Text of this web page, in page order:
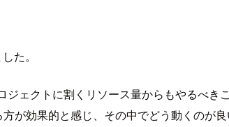
た。
ェクトに割くリソース量からもやるべき
効果的と感じ、その中でどう動くのが良